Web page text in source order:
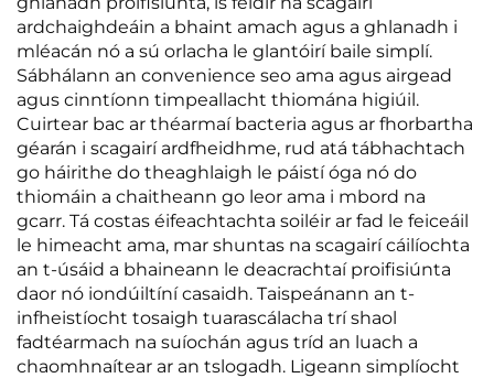
ardchaighdeáin a bhaint amach agus a ghlanadh i
mléacán nó a sú orlacha le glantóirí baile simplí.
Sábhálann an convenience seo ama agus airgead
agus cinntíonn timpeallacht thiomána higiúil.
Cuirtear bac ar théarmaí bacteria agus ar fhorbartha
géarán i scagairí ardfheidhme, rud atá tábhachtach
go háirithe do theaghlaigh le páistí óga nó do
thiomáin a chaitheann go leor ama i mbord na
gcarr. Tá costas éifeachtachta soiléir ar fad le feiceáil
le himeacht ama, mar shuntas na scagairí cáilíochta
an t-úsáid a bhaineann le deacrachtaí proifisiúnta
daor nó iondúiltíní casaidh. Taispeánann an t-
infheistíocht tosaigh tuarascálacha trí shaol
fadtéarmach na suíochán agus tríd an luach a
chaomhnaítear ar an tslogadh. Ligeann simplíocht